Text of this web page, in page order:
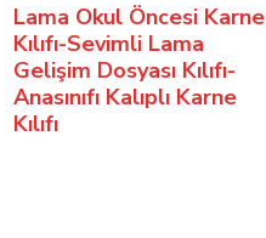
Lama Okul Öncesi Karne
Kılıfı-Sevimli Lama
Gelişim Dosyası Kılıfı-
Anasınıfı Kalıplı Karne
Kılıfı